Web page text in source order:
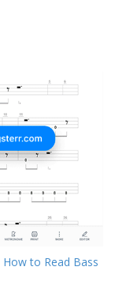
How to Read Bass